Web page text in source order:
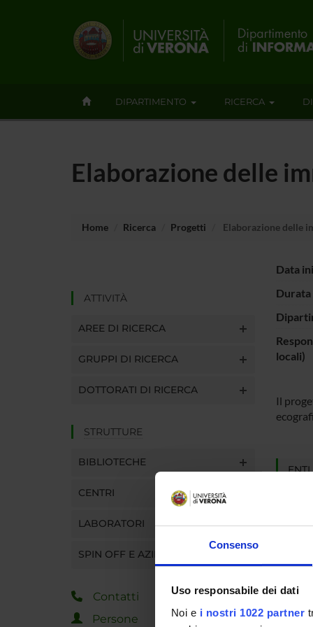
Consenso
Uso responsabile dei dati
Noi e i nostri 1022 partner
DIPARTIMENTO RICERCA
Elaborazione delle
Home Ricerca Progetti Elaborazione delle
ATTIVITÀ
AREE DI RICERCA
GRUPPI DI RICERCA
DOTTORATI DI RICERCA
STRUTTURE
BIBLIOTECHE
CENTRI
LABORATORI
SPIN OFF E AZIENDE
Contatti
Persone
Data
Durata
locali)
Il
ENTI
Paolo